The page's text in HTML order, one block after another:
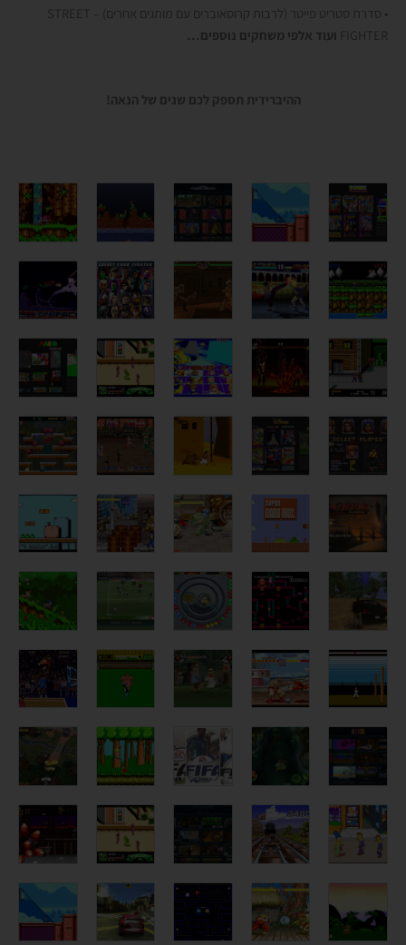
• סדרת סטריט פייטר (לרבות קרוסאוברים עם מותגים אחרים) – STREET
FIGHTER
ועוד אלפי משחקים נוספים…
ההיברידית תספק לכם שנים של הנאה!